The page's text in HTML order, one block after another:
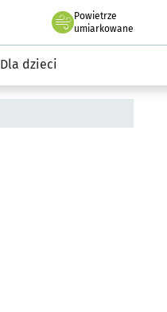
Powietrze
we Wrocławiu
umiarkowane
Dla dzieci